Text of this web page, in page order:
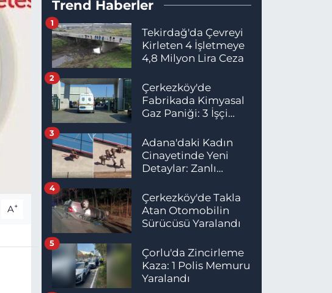
A+
Trend Haberler
Tekirdağ'da Çevreyi
Kirleten 4 İşletmeye
4,8 Milyon Lira Ceza
1
Çerkezköy'de
Fabrikada Kimyasal
Gaz Paniği: 3 İşçi
2
Adana'daki Kadın
Cinayetinde Yeni
Detaylar: Zanlı
Yakalandı
3
Çerkezköy'de Takla
Atan Otomobilin
Sürücüsü Yaralandı
4
Çorlu'da Zincirleme
Kaza: 1 Polis Memuru
Yaralandı
5